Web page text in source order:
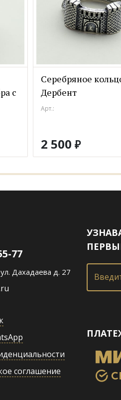
с
Серебряное
Дербент
Арт.:
2 500 ₽
77
Дахадаева д. 27
соглашение